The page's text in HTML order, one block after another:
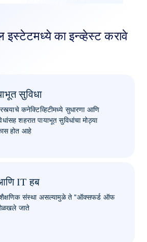
इस्टेटमध्ये का इन्व्हेस्ट करावे
सुविधा
कनेक्टिव्हिटीमध्ये सुधारणा आणि
शहरात पायाभूत सुविधांचा मोठ्या
होत आहे
IT हब
संस्था असल्यामुळे ते "ऑक्सफर्ड ऑफ
जाते